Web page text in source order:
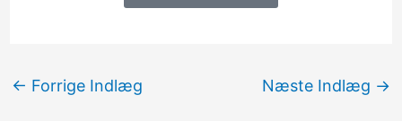
← Forrige Indlæg Næste Indlæg →